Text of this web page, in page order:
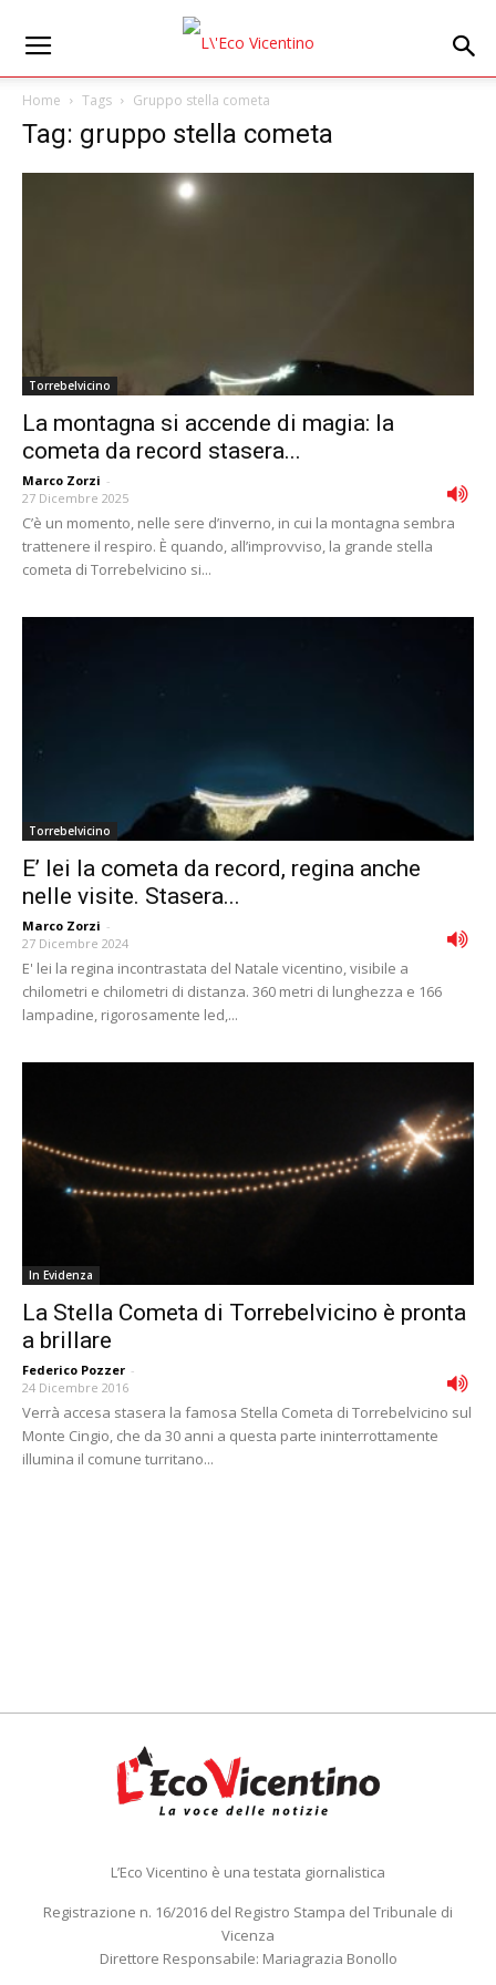
Home Tags Gruppo stella cometa
Tag: gruppo stella cometa
Torrebelvicino
La montagna si accende di magia: la
cometa da record stasera...
Marco Zorzi -
27 Dicembre 2025
C’è un momento, nelle sere d’inverno, in cui la montagna sembra
trattenere il respiro. È quando, all’improvviso, la grande stella
cometa di Torrebelvicino si...
Torrebelvicino
E’ lei la cometa da record, regina anche
nelle visite. Stasera...
Marco Zorzi -
27 Dicembre 2024
E' lei la regina incontrastata del Natale vicentino, visibile a
chilometri e chilometri di distanza. 360 metri di lunghezza e 166
lampadine, rigorosamente led,...
In Evidenza
La Stella Cometa di Torrebelvicino è pronta
a brillare
Federico Pozzer -
24 Dicembre 2016
Verrà accesa stasera la famosa Stella Cometa di Torrebelvicino sul
Monte Cingio, che da 30 anni a questa parte ininterrottamente
illumina il comune turritano...
L’Eco Vicentino è una testata giornalistica
Registrazione n. 16/2016 del Registro Stampa del Tribunale di
Vicenza
Direttore Responsabile: Mariagrazia Bonollo